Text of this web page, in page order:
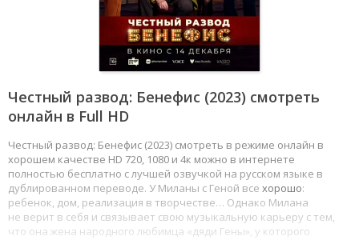
Честный развод: Бенефис (2023) смотреть
онлайн в Full HD
Честный развод: Бенефис (2023) смотреть в режиме онлайн в
хорошем качестве HD 720, 1080 и 4к можно в интернете
полностью бесплатно с лучшей озвучкой на русском языке в
дублированном переводе. У Миланы с Геной все хорошо:
ребенок, дом, реализация в творчестве… Однако Милана
не верит в себя и связывает свою музыкальную карьеру с тем,
что она жена народного любимца «дяди Гены», у которого